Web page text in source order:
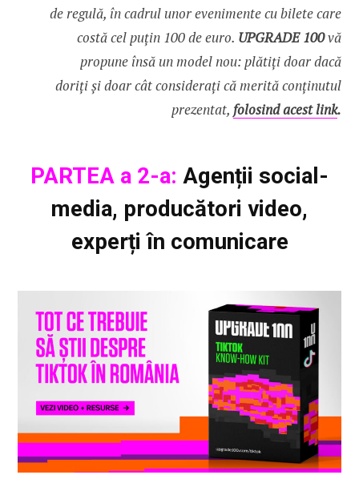
de regulă, în cadrul unor evenimente cu bilete care
costă cel puțin 100 de euro. UPGRADE 100vă
propune însă un model nou: plătiți doar dacă
doriți și doar cât considerați că merită conținutul
prezentat, folosind acest link.
PARTEA a 2-a: Agenții social-
media, producători video,
experți în comunicare